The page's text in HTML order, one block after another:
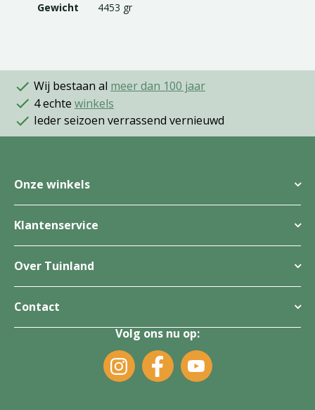
Gewicht 4453 gr
Wij bestaan al meer dan 100 jaar
4 echte winkels
Ieder seizoen verrassend vernieuwd
Onze winkels
Klantenservice
Over Tuinland
Contact
Volg ons nu op: